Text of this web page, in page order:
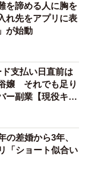
を諦める人に胸を
先をアプリに表
が始動
支払い日直前は
嬢 それでも足り
ー副業【現役キャ
の差婚から3年、
「ショート似合い